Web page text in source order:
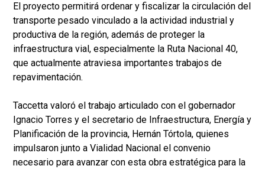
El proyecto permitirá ordenar y fiscalizar la circulación del
transporte pesado vinculado a la actividad industrial y
productiva de la región, además de proteger la
infraestructura vial, especialmente la Ruta Nacional 40,
que actualmente atraviesa importantes trabajos de
repavimentación.
Taccetta valoró el trabajo articulado con el gobernador
Ignacio Torres y el secretario de Infraestructura, Energía y
Planificación de la provincia, Hernán Tórtola, quienes
impulsaron junto a Vialidad Nacional el convenio
necesario para avanzar con esta obra estratégica para la